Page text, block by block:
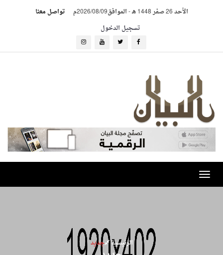
الأحد 26 صفر 1448 هـ -الموافق2026/08/09م
تواصل معنا
تسجيل الدخول
Toggle
navigation
الرئيسية جديد